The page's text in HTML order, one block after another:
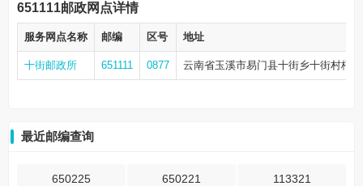
651111邮政网点详情
服务网点名称 邮编 区号 地址
十街邮政所 651111 0877 云南省玉溪市易门县十街乡十街村梧
最近邮编查询
650225 650221 113321